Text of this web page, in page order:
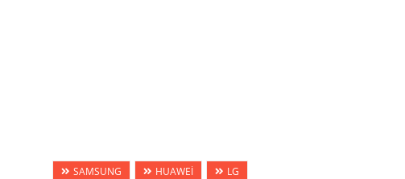
SAMSUNG HUAWEİ
LG